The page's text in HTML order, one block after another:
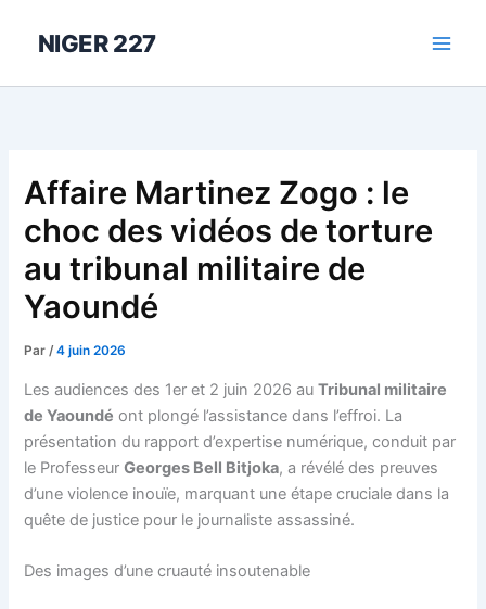
NIGER 227
Affaire Martinez Zogo : le
choc des vidéos de torture
au tribunal militaire de
Yaoundé
Par/4 juin 2026
Les audiences des 1er et 2 juin 2026 auTribunal militaire
de Yaoundé ont plongé l’assistance dans l’effroi. La
présentation du rapport d’expertise numérique, conduit par
le ProfesseurGeorges Bell Bitjoka, a révélé des preuves
d’une violence inouïe, marquant une étape cruciale dans la
quête de justice pour le journaliste assassiné.
Des images d’une cruauté insoutenable